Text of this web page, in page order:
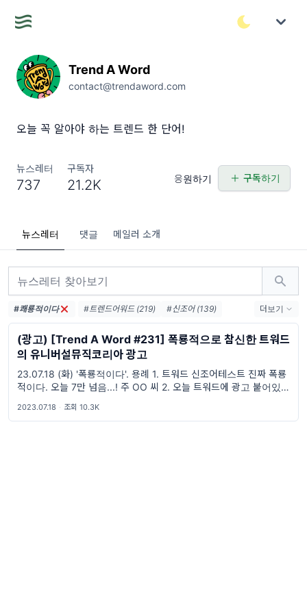
Trend A Word
contact@trendaword.com
오늘 꼭 알아야 하는 트렌드 한 단어!
뉴스레터
737
구독자
21.2K 응원하기 구독하기
뉴스레터 댓글 메일러 소개
#쾌룡적이다 #트렌드어워드 (219)
#신조어 (139)
#trendaword (117)
#유행어 (57)
#휴재 (29)
#트렌드어워드뉴스레터 (25)
#요즘밈 (25)
#트렌드어워드레터 (25)
#밈 (24)
#2026밈 (24)
#MZ세대 (23)
#7월밈 (21)
#밈추천 (20)
#하루휴재 (18)
더보기
(광고) [Trend A Word #231] 폭룡적으로 참신한 트워드
의 유니버설뮤직코리아 광고
23.07.18 (화) '폭룡적이다'. 용례 1. 트워드 신조어테스트 진짜 폭룡
적이다. 오늘 7만 넘음...! 주 OO 씨 2. 오늘 트워드에 광고 붙어있던
2023.07.18 · 조회 10.3K